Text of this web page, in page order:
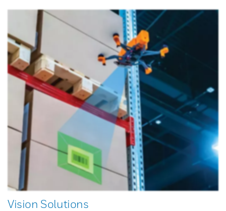
Vision Solutions